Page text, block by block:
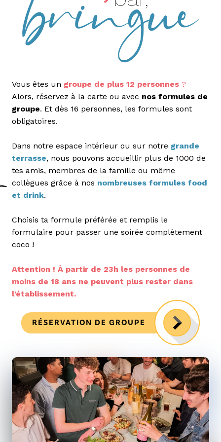
Vous êtes un groupe de plus 12 personnes ?
Alors, réservez à la carte ou avec nos formules de
groupe. Et dès 16 personnes, les formules sont
obligatoires.
Dans notre espace intérieur ou sur notre grande
terrasse, nous pouvons accueillir plus de 1000 de
tes amis, membres de la famille ou même
collègues grâce à nos nombreuses formules food
et drink.
Choisis ta formule préférée et remplis le
formulaire pour passer une soirée complètement
coco !
Attention ! À partir de 23h les personnes de
moins de 18 ans ne peuvent plus rester dans
l'établissement.
RÉSERVATION DE GROUPE